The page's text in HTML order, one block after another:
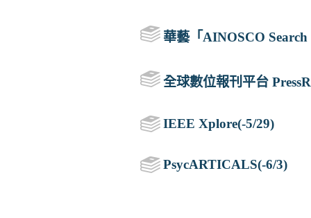
華藝「 AINOSCO Search
全球數位報刊平台
IEEE Xplore(-5/29)
PsycARTICALS(-6/3)